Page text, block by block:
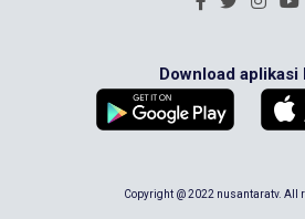
Download aplikasi
Copyright @ 2022 nusantaratv. All